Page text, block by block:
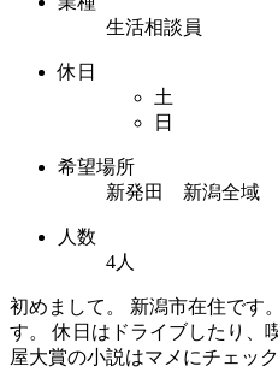
生活相談員
休日
土
日
希望場所
新発田 新潟全域
人数
4人
初めまして。 新潟市在住です
す。 休日はドライブしたり、
屋大賞の小説はマメにチェッ